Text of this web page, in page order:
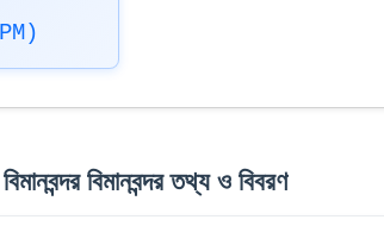
বিমানবন্দর তথ্য ও বিবরণ